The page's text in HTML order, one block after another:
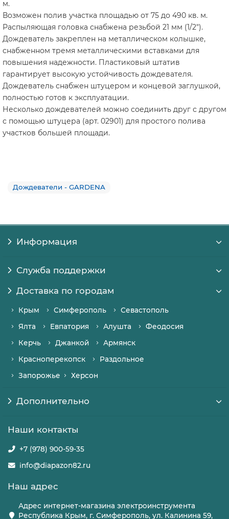
м.
Возможен полив участка площадью от 75 до 490 кв. м.
Распыляющая головка снабжена резьбой 21 мм (1/2").
Дождеватель закреплен на металлическом колышке,
снабженном тремя металлическими вставками для
повышения надежности. Пластиковый штатив
гарантирует высокую устойчивость дождевателя.
Дождеватель снабжен штуцером и концевой заглушкой,
полностью готов к эксплуатации.
Несколько дождевателей можно соединить друг с другом
с помощью штуцера (арт. 02901) для простого полива
участков большей площади.
Дождеватели - GARDENA
Информация
Служба поддержки
Доставка по городам
Крым Симферополь
Севастополь
Ялта
Евпатория Алушта
Феодосия
Керчь
Джанкой
Армянск
Красноперекопск
Раздольное
Запорожье
Херсон
Дополнительно
Наши контакты
+7 (978) 900-59-35
info@diapazon82.ru
Наш адрес
Адрес интернет-магазина электроинструмента
Республика Крым, г. Симферополь, ул. Калинина 59,